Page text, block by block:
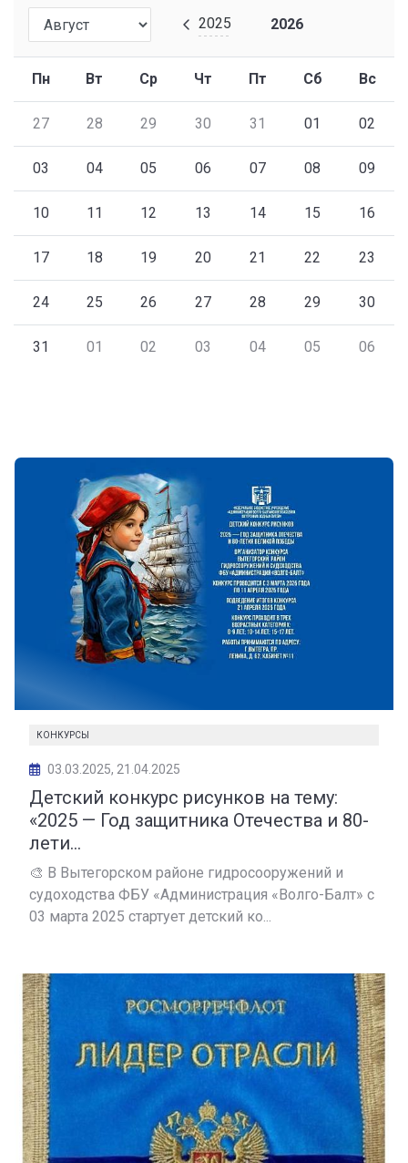
2025 2026
Пн Вт Ср Чт Пт Сб Вс
27 28 29 30 31 01 02
03 04 05 06 07 08 09
10 11 12 13 14 15 16
17 18 19 20 21 22 23
24 25 26 27 28 29 30
31 01 02 03 04 05 06
КОНКУРСЫ
03.03.2025, 21.04.2025
Детский конкурс рисунков на тему:
«2025 — Год защитника Отечества и 80-
лети...
🎨 В Вытегорском районе гидросооружений и
судоходства ФБУ «Администрация «Волго-Балт» с
03 марта 2025 стартует детский ко...